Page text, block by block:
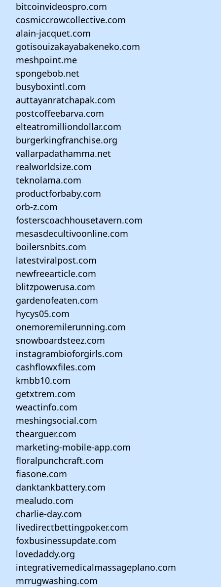
bitcoinvideospro.com
cosmiccrowcollective.com
alain-jacquet.com
gotisouizakayabakeneko.com
meshpoint.me
spongebob.net
busyboxintl.com
auttayanratchapak.com
postcoffeebarva.com
elteatromilliondollar.com
burgerkingfranchise.org
vallarpadathamma.net
realworldsize.com
teknolama.com
productforbaby.com
orb-z.com
fosterscoachhousetavern.com
mesasdecultivoonline.com
boilersnbits.com
latestviralpost.com
newfreearticle.com
blitzpowerusa.com
gardenofeaten.com
hycys05.com
onemoremilerunning.com
snowboardsteez.com
instagrambioforgirls.com
cashflowxfiles.com
kmbb10.com
getxtrem.com
weactinfo.com
meshingsocial.com
thearguer.com
marketing-mobile-app.com
floralpunchcraft.com
fiasone.com
danktankbattery.com
mealudo.com
charlie-day.com
livedirectbettingpoker.com
foxbusinessupdate.com
lovedaddy.org
integrativemedicalmassageplano.com
mrrugwashing.com